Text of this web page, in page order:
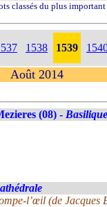
classés du plus
1538 1539
Août 2014
(08) -
l’œil (de Jacques